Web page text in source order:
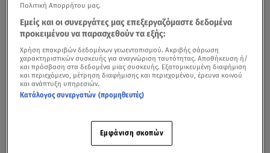
Πολιτική Απορρήτου μας.
Εμείς και οι συνεργάτες μας επεξεργαζόμαστε δεδομένα
προκειμένου να παρασχεθούν τα εξής:
Χρήση επακριβών δεδομένων γεωεντοπισμού. Ακριβής σάρωση
χαρακτηριστικών συσκευής για αναγνώριση ταυτότητας. Αποθήκευση ή/
και πρόσβαση στα δεδομένα μιας συσκευής. Εξατομικευμένη διαφήμιση
και περιεχόμενο, μέτρηση διαφήμισης και περιεχομένου, έρευνα κοινού
και ανάπτυξη υπηρεσιών.
Κατάλογος συνεργατών (προμηθευτές)
Εμφάνιση σκοπών